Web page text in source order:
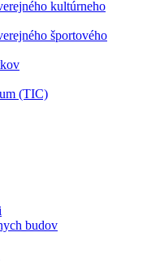
kultúrneho
športového
(TIC)
budov